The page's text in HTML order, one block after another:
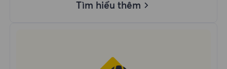
Tìm hiểu thêm